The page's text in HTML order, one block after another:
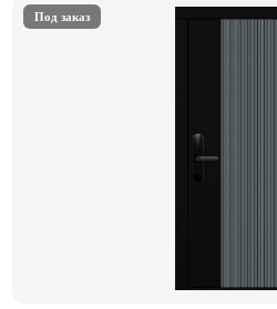
Под заказ